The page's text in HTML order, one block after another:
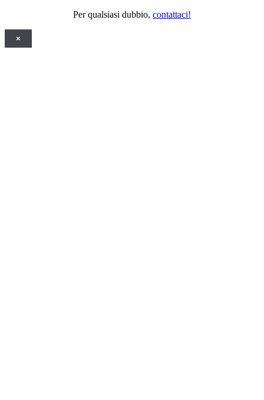
Per qualsiasi dubbio, contattaci!
×